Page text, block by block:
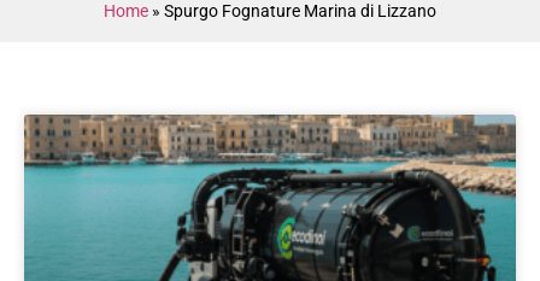
Home » Spurgo Fognature Marina di Lizzano